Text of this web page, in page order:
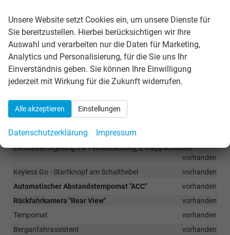
Notrufsystem eCall
vorhanden
Airbag für Fahrer und Beifahrer, mit Beifahrerairbag-
Deaktivierung
vorhanden
Kopfairbags vorn und hinten, Seitenairbags vorn, Center-Airbag
vorhanden
ISOFIX-Halteösen für Kindersitze auf den äußeren Rücksitzen
Verkehrszeichenerkennung
Warnung
Zentralverriegelung mit Fernbedienung, 2 Klappschlüssel
vorhanden
Keyless Go - Startknopf am Schalthebel
vorhanden
Automatischer Abstandstempomat "ACC"
vorhanden
Rückfahrkamera "Rear View"
vorhanden
Tempomat
vorhanden
Berganfahrassistent
vorhanden
Unsere Website setzt Cookies ein, um unsere Dienste für
Sie bereitzustellen. Hierbei berücksichtigen wir Ihre
Auswahl und verarbeiten nur die Daten für Marketing,
Analytics und Personalisierung, für die Sie uns Ihr
Einverständnis geben. Sie können Ihre Einwilligung
jederzeit mit Wirkung für die Zukunft widerrufen.
Alle akzeptieren Einstellungen
Datenschutzerklärung Impressum